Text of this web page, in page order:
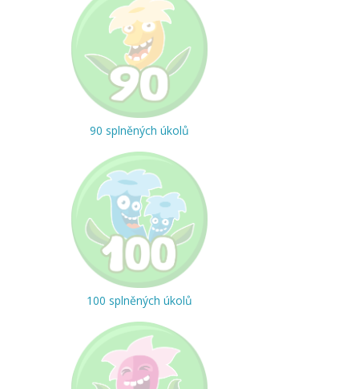
90 splněných úkolů
100 splněných úkolů